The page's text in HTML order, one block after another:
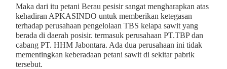
Maka dari itu petani Berau pesisir sangat mengharapkan atas
kehadiran APKASINDO untuk memberikan ketegasan
terhadap perusahaan pengelolaan TBS kelapa sawit yang
berada di daerah posisir. termasuk perusahaan PT.TBP dan
cabang PT. HHM Jabontara. Ada dua perusahaan ini tidak
mementingkan keberadaan petani sawit di sekitar pabrik
tersebut.